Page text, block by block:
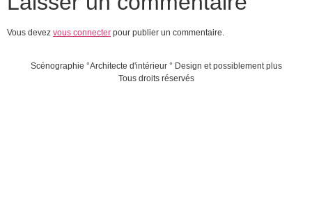
Vous devez vous connecter pour publier un commentaire.
Scénographie °Architecte d'intérieur ° Design et possiblement plus
Tous droits réservés